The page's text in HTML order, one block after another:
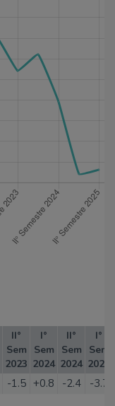
II°
Sem
2023
I°
Sem
2024
II°
Sem
2024
I°
Sem
2025
-1.5 +0.8 -2.4 -3.7